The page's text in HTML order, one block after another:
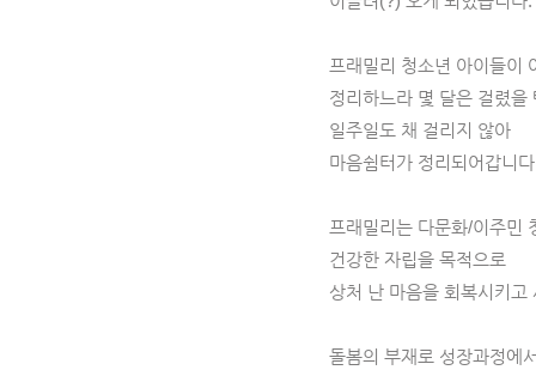
프래밀리 청소년 아이들이
정리하느라 몇 달은 걸렸을
일주일도 채 걸리지 않아
마음쉼터가 정리되어갑니
프래밀리는 다문화/이주민
건강한 자립을 목적으로
상처 난 마음을 회복시키고
돌봄의 부재로 성장과정에